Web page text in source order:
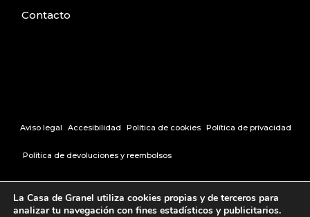
Contacto
Aviso legal Accesibilidad Política de cookies Política de privacidad
Política de devoluciones y reembolsos
La Casa de Granel utiliza cookies propias y de terceros para
analizar tu navegación con fines estadísticos y publicitarios.